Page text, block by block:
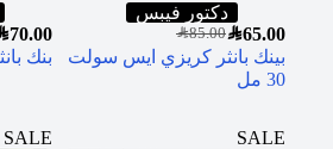
دكتور فيبس
SAR85.00SAR65.00
بينك بانثر كريزي ايس سولت
30 مل
70.00
بنك
SALE
SALE